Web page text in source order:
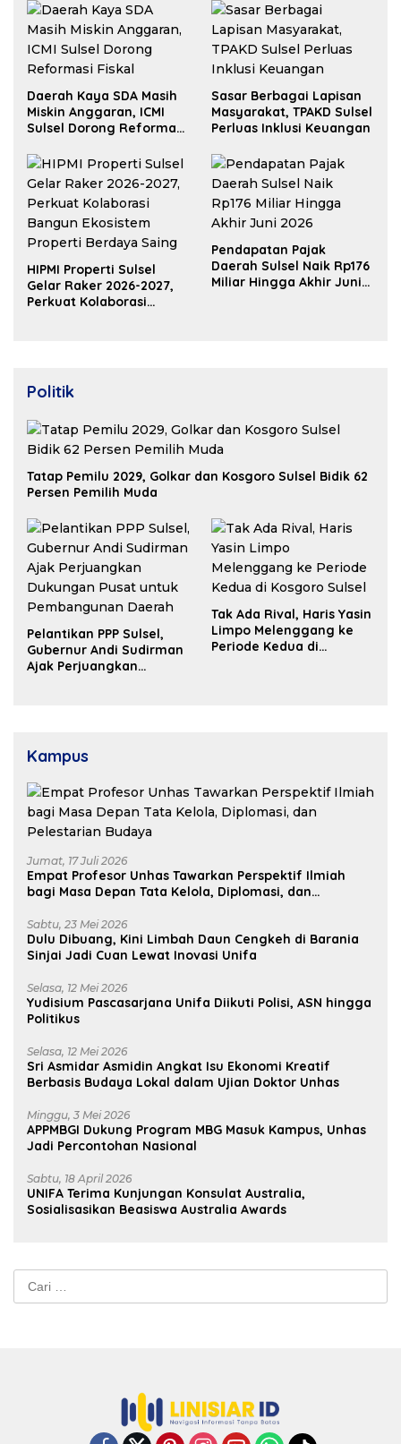
Daerah Kaya SDA Masih
Miskin Anggaran, ICMI
Sulsel Dorong Reformasi
Sasar Berbagai Lapisan
Masyarakat, TPAKD Sulsel
Perluas Inklusi Keuangan
HIPMI Properti Sulsel
Gelar Raker 2026-2027,
Perkuat Kolaborasi
Pendapatan Pajak
Daerah Sulsel Naik Rp176
Miliar Hingga Akhir Juni
Politik
Tatap Pemilu 2029, Golkar dan Kosgoro Sulsel Bidik 62
Persen Pemilih Muda
Pelantikan PPP Sulsel,
Gubernur Andi Sudirman
Ajak Perjuangkan
Tak Ada Rival, Haris Yasin
Limpo Melenggang ke
Periode Kedua di
Kampus
Jumat, 17 Juli 2026
Empat Profesor Unhas Tawarkan Perspektif Ilmiah
bagi Masa Depan Tata Kelola, Diplomasi, dan
Sabtu, 23 Mei 2026
Dulu Dibuang, Kini Limbah Daun Cengkeh di Barania
Sinjai Jadi Cuan Lewat Inovasi Unifa
Selasa, 12 Mei 2026
Yudisium Pascasarjana Unifa Diikuti Polisi, ASN hingga
Politikus
Selasa, 12 Mei 2026
Sri Asmidar Asmidin Angkat Isu Ekonomi Kreatif
Berbasis Budaya Lokal dalam Ujian Doktor Unhas
Minggu, 3 Mei 2026
APPMBGI Dukung Program MBG Masuk Kampus, Unhas
Jadi Percontohan Nasional
Sabtu, 18 April 2026
UNIFA Terima Kunjungan Konsulat Australia,
Sosialisasikan Beasiswa Australia Awards
Cari
untuk: